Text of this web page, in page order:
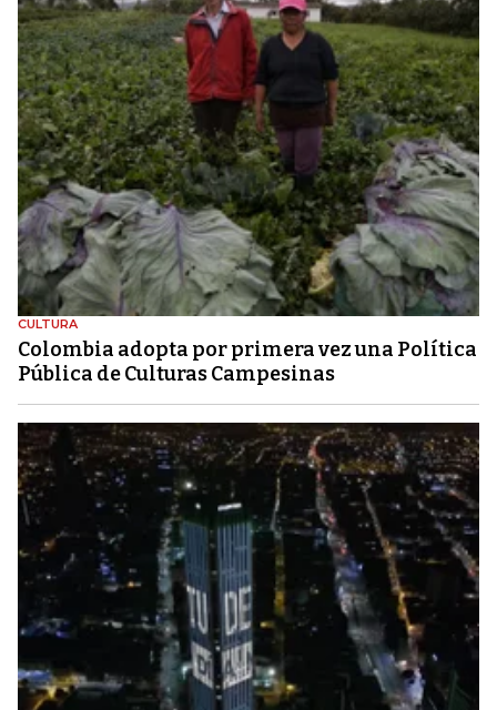
CULTURA
Colombia adopta por primera vez una Política
Pública de Culturas Campesinas